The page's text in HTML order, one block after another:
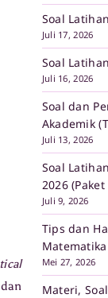
Soal
Juli 17, 2026
Soal
Juli 16, 2026
Soal dan
Akademik
Juli 13, 2026
Soal
2026 (Paket
Juli 9, 2026
Tips dan
Matematika
Mei 27, 2026
Materi,